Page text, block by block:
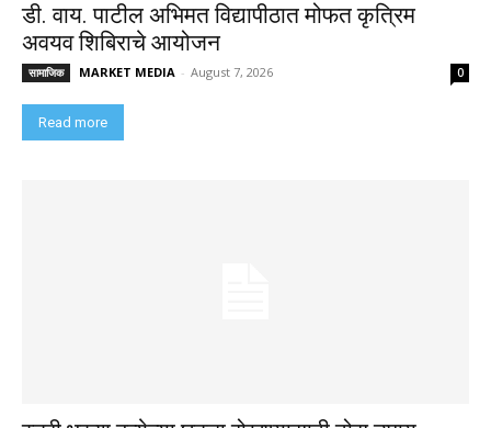
डी. वाय. पाटील अभिमत विद्यापीठात मोफत कृत्रिम
अवयव शिबिराचे आयोजन
सामाजिक MARKET MEDIA - August 7, 2026 0
Read more